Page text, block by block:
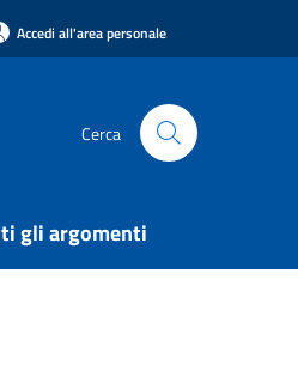
Accedi all'area personale
Cerca
gli argomenti